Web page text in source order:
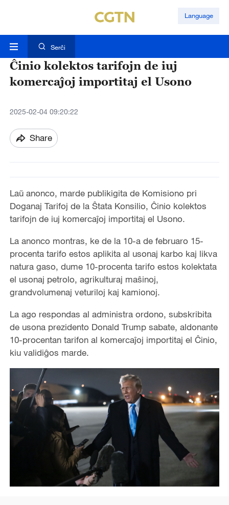
Language
Serĉi
Ĉinio kolektos tarifojn de iuj
komercaĵoj importitaj el Usono
2025-02-04 09:20:22
Share
Laŭanonco, marde publikigita de Komisiono pri
Doganaj Tarifoj de la Ŝtata Konsilio, Ĉinio kolektos
tarifojn de iuj komercaĵoj importitaj el Usono.
La anonco montras, ke de la 10-a de februaro 15-
procenta tarifo estos aplikita al usonaj karbo kaj likva
natura gaso, dume 10-procenta tarifo estos kolektata
el usonaj petrolo, agrikulturaj maŝinoj,
grandvolumenaj veturiloj kaj kamionoj.
La ago respondas al administra ordono, subskribita
de usona prezidento Donald Trump sabate, aldonante
10-procentan tarifon al komercaĵoj importitaj el Ĉinio,
kiu validiĝos marde.